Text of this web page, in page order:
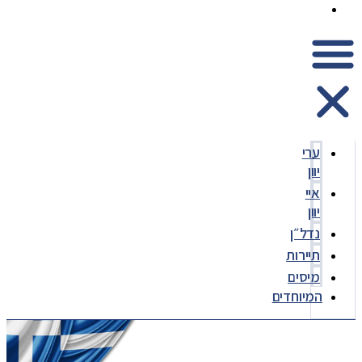
ערי
יוון
איי
יוון
נדל״ן
תיירות
מיסים
המיוחדים